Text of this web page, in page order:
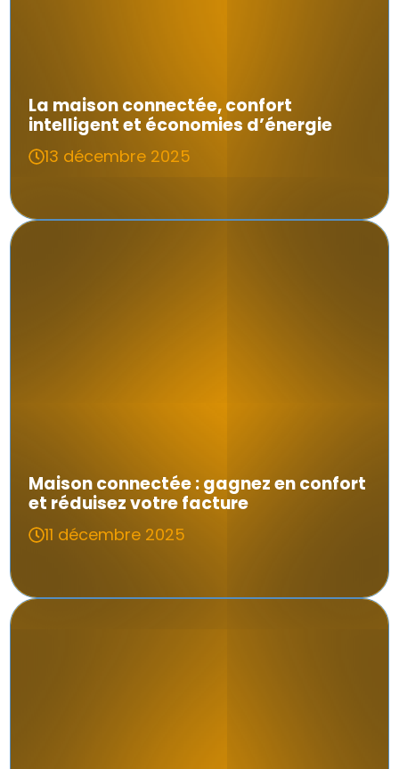
La maison connectée, confort
intelligent et économies d’énergie
13 décembre 2025
Maison connectée : gagnez en confort
et réduisez votre facture
11 décembre 2025